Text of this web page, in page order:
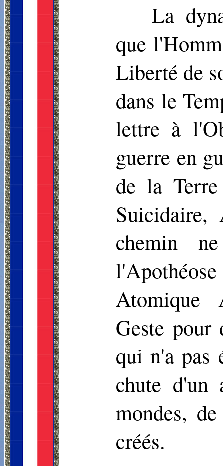
La
que
Liberté de
dans le
lettre à
guerre en
de la
Suicidaire,
chemin
Atomique
Geste pour
qui n'a pas
chute d'un
mondes,
créés.